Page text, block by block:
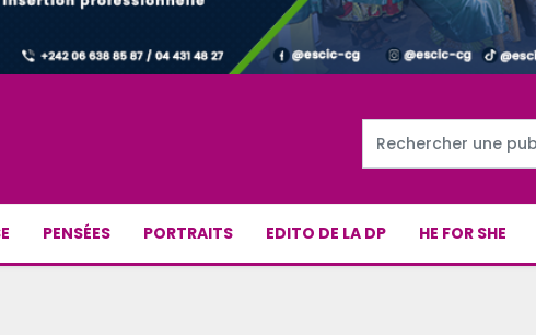
PENSÉES PORTRAITS EDITO DE LA DP HE FOR SHE